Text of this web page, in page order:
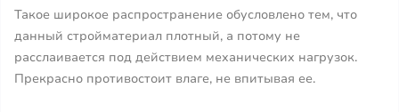
Такое широкое распространение обусловлено тем, что
данный стройматериал плотный, а потому не
расслаивается под действием механических нагрузок.
Прекрасно противостоит влаге, не впитывая ее.